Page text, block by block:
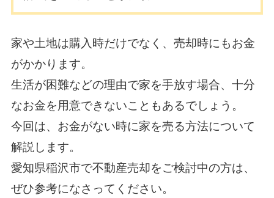
家や土地は購入時だけでなく、売却時にもお金
がかかります。
生活が困難などの理由で家を手放す場合、十分
なお金を用意できないこともあるでしょう。
今回は、お金がない時に家を売る方法について
解説します。
愛知県稲沢市で不動産売却をご検討中の方は、
ぜひ参考になさってください。